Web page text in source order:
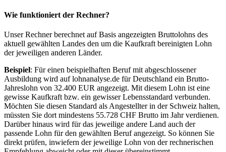
Wie funktioniert der Rechner?
Unser Rechner berechnet auf Basis angezeigten Bruttolohns des
aktuell gewählten Landes den um die Kaufkraft bereinigten Lohn
der jeweiligen anderen Länder.
Beispiel: Für einen beispielhaften Beruf mit abgeschlossener
Ausbildung wird auf lohnanalyse.de für Deutschland ein Brutto-
Jahreslohn von 32.400 EUR angezeigt. Mit diesem Lohn ist eine
gewisse Kaufkraft bzw. ein gewisser Lebensstandard verbunden.
Möchten Sie diesen Standard als Angestellter in der Schweiz halten,
müssten Sie dort mindestens 55.728 CHF Brutto im Jahr verdienen.
Darüber hinaus wird für das jeweilige andere Land auch der
passende Lohn für den gewählten Beruf angezeigt. So können Sie
direkt prüfen, inwiefern der jeweilige Lohn von der rechnerischen